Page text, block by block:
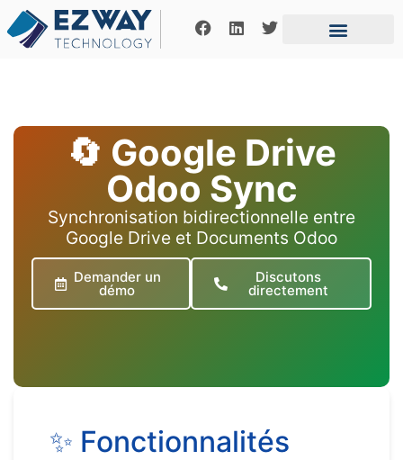
🔄 Google Drive
Odoo Sync
Synchronisation bidirectionnelle entre
Google Drive et Documents Odoo
Demander un
démo
Discutons
directement
✨ Fonctionnalités